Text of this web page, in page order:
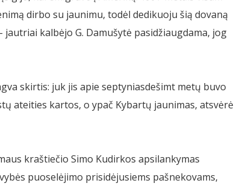
dirbo su jaunimu, todėl dedikuoju šią dovaną
jautriai kalbėjo G. Damušytė pasidžiaugdama, jog
skirtis: juk jis apie septyniasdešimt metų buvo
ateities kartos, o ypač Kybartų jaunimas, atsvėrė
kraštiečio Simo Kudirkos apsilankymas
puoselėjimo prisidėjusiems pašnekovams,